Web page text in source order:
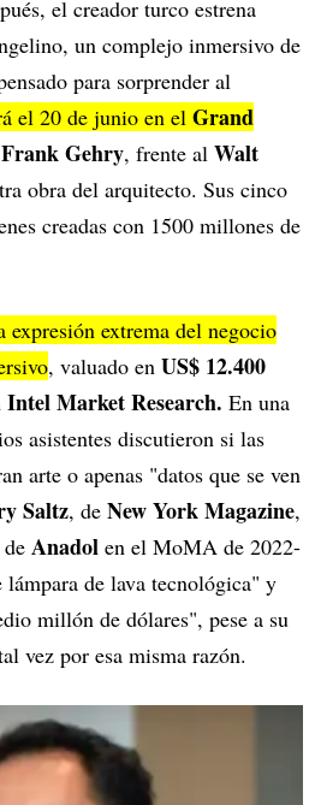
el creador turco estrena
un complejo inmersivo de
para sorprender al
el 20 de junio en el Grand
Frank Gehry, frente al Walt
obra del arquitecto. Sus cinco
creadas con 1500 millones de
expresión extrema del negocio
, valuado en US$ 12.400
Intel Market Research. En una
asistentes discutieron si las
arte o apenas "datos que se ven
Saltz, de New York Magazine,
Anadol en el MoMA de 2022-
de lava tecnológica" y
millón de dólares", pese a su
vez por esa misma razón.